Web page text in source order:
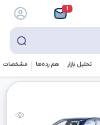
1
تحلیل بازار هم رده‌ها‌ مشخصات